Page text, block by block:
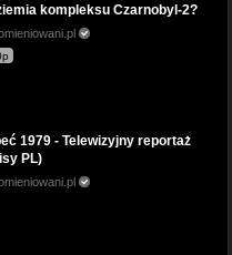
kompleksu Czarnobyl-2?
1979 - Telewizyjny reportaż
PL)